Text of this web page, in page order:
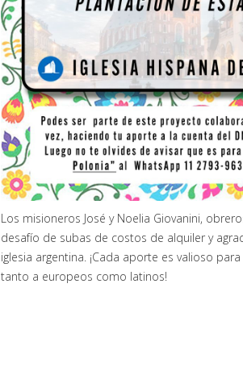
Los misioneros José y Noelia Giovanini,
desafío de subas de costos de alquiler y
iglesia argentina. ¡Cada aporte es valioso
tanto a europeos como latinos!